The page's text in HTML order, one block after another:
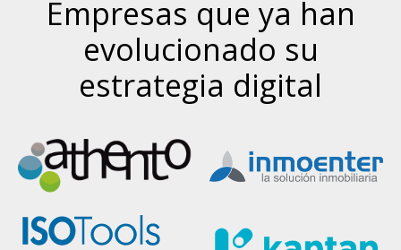
Empresas que ya han
evolucionado su
estrategia digital